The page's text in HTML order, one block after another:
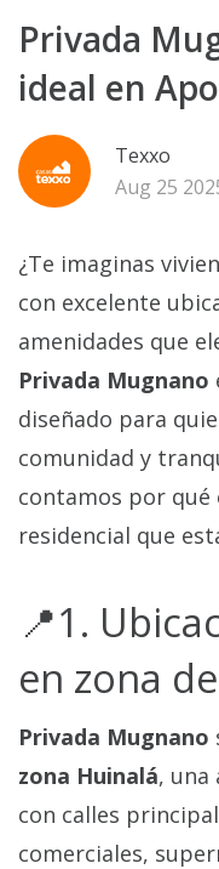
Privada
ideal en
Texxo
Aug 25
¿Te imaginas
con excelente
amenidades que
Privada Mugnano
diseñado para
comunidad y
contamos por qué
residencial que
📍1.
en zona
Privada Mugnano
zona Huinalá, una
con calles
comerciales,